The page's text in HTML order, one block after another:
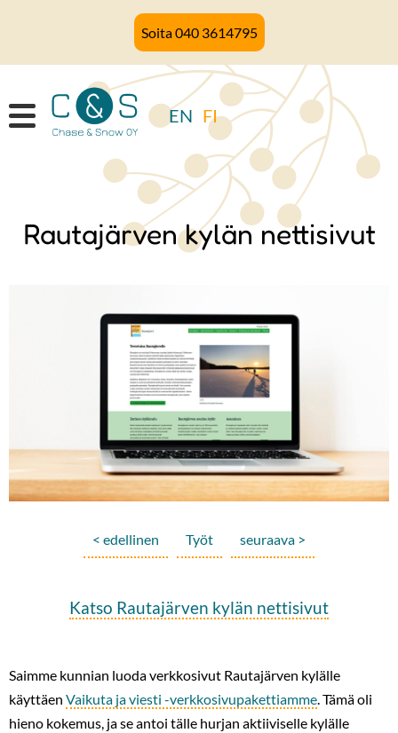
Soita 040 3614795
EN FI
Rautajärven kylän nettisivut
< edellinen Työt seuraava >
Katso Rautajärven kylän nettisivut
Saimme kunnian luoda verkkosivut Rautajärven kylälle
käyttäen Vaikuta ja viesti -verkkosivupakettiamme. Tämä oli
hieno kokemus, ja se antoi tälle hurjan aktiiviselle kylälle